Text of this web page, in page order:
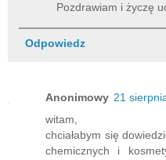
Pozdrawiam i życzę
Odpowiedz
Anonimowy 21
witam,
chciałabym się
chemicznych i